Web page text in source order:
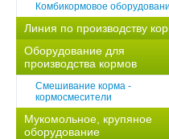
Комбикормовое
Линия по производству
Оборудование для
производства кормов
Смешивание корма -
кормосмесители
Мукомольное, крупяное
оборудование